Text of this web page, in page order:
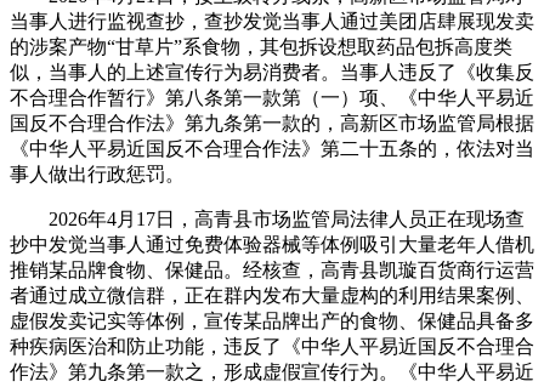
当事人进行监视查抄，查抄发觉当事人通过美团店肆展现发卖
的涉案产物“甘草片”系食物，其包拆设想取药品包拆高度类
似，当事人的上述宣传行为易消费者。当事人违反了《收集反
不合理合作暂行》第八条第一款第（一）项、《中华人平易近
国反不合理合作法》第九条第一款的，高新区市场监管局根据
《中华人平易近国反不合理合作法》第二十五条的，依法对当
事人做出行政惩罚。
2026年4月17日，高青县市场监管局法律人员正在现场查
抄中发觉当事人通过免费体验器械等体例吸引大量老年人借机
推销某品牌食物、保健品。经核查，高青县凯璇百货商行运营
者通过成立微信群，正在群内发布大量虚构的利用结果案例、
虚假发卖记实等体例，宣传某品牌出产的食物、保健品具备多
种疾病医治和防止功能，违反了《中华人平易近国反不合理合
作法》第九条第一款之，形成虚假宣传行为。《中华人平易近